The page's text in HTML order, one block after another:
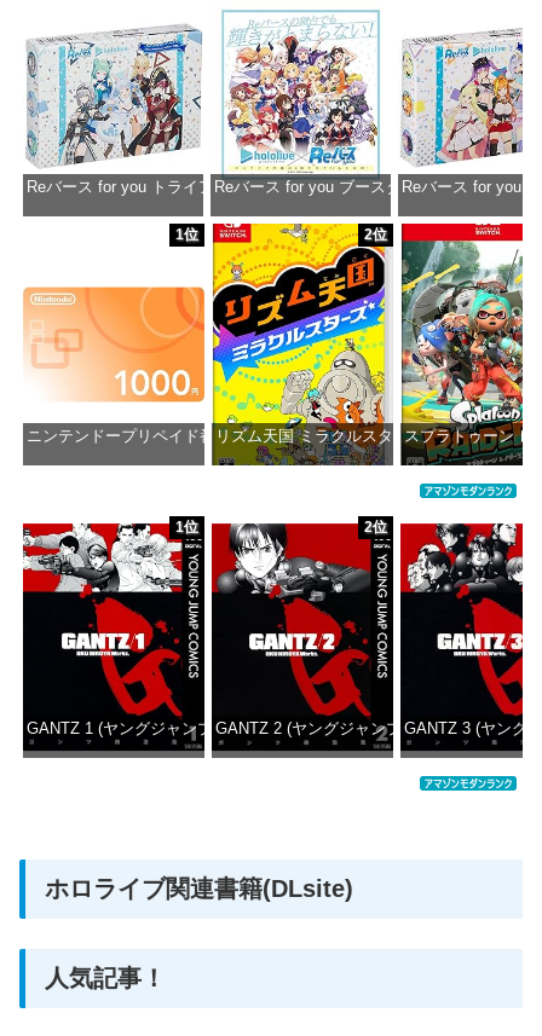
Reバース for you トライアルデッキ ホロライブプロダクション ver.ホロ
価格：¥1,650
Reバース for you ブースターパック ホロライ
価格：¥2,980
Reバース for you
価格：
1位
ニンテンドープリペイド番号 1000円|オンラインコード版
2位
リズム天国 ミラクルスターズ -Switch
スプラトゥーン レ
1位
GANTZ 1 (ヤングジャンプコミックスDIGITAL)
2位
GANTZ 2 (ヤングジャンプコミックス
GANTZ 3 (ヤング
ホロライブ関連書籍(DLsite)
人気記事！